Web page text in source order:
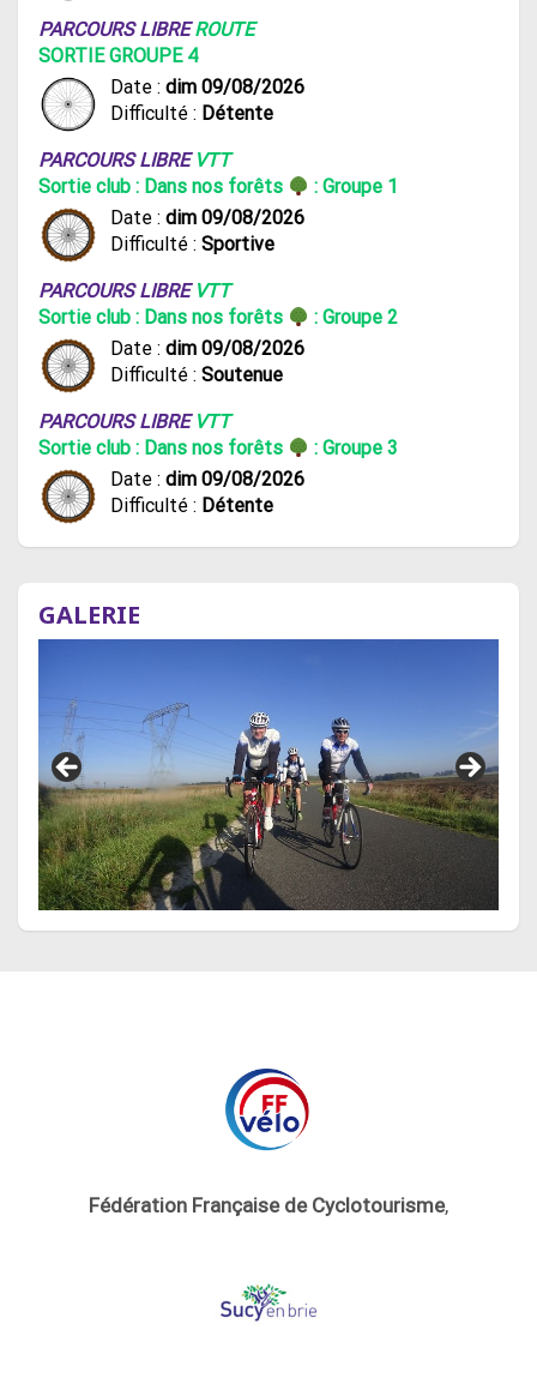
PARCOURS LIBREROUTE
SORTIE GROUPE 4
Date : dim 09/08/2026
Difficulté : Détente
PARCOURS LIBRE VTT
Sortie club : Dans nos forêts
: Groupe 1
Date : dim 09/08/2026
Difficulté : Sportive
PARCOURS LIBRE VTT
Sortie club : Dans nos forêts
: Groupe 2
Date : dim 09/08/2026
Difficulté : Soutenue
PARCOURS LIBRE VTT
Sortie club : Dans nos forêts
: Groupe 3
Date : dim 09/08/2026
Difficulté : Détente
GALERIE
Fédération Française de Cyclotourisme,